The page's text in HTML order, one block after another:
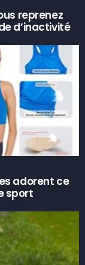
reprenez
d’inactivité
adorent ce
sport